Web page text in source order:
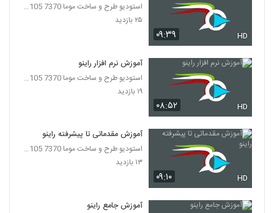
۰۹:۳۹ HD
استودیو طرح و ساخت موما 7370 7105-021
۲۵ بازدید
۰۸:۵۲ HD
آموزش نرم افزار راینو
استودیو طرح و ساخت موما 7370 7105-021
۱۹ بازدید
۰۹:۱۰ HD
آموزش مقدماتی تا پیشرفته راینو
استودیو طرح و ساخت موما 7370 7105-021
۱۳ بازدید
آموزش جامع راینو